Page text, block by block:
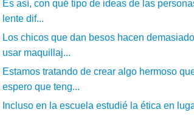
Es así, con qué tipo de ideas de las
lente dif...
Los chicos que dan besos hacen
usar maquillaj...
Estamos tratando de crear algo hermoso
espero que teng...
Incluso en la escuela estudié la ética en